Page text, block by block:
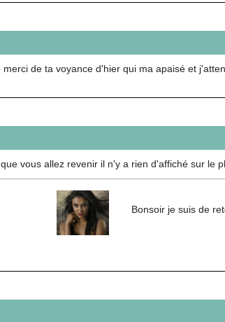
merci de ta voyance d'hier qui ma apaisé et
vous allez revenir il n'y a rien d'affiché sur le
Bonsoir je suis de